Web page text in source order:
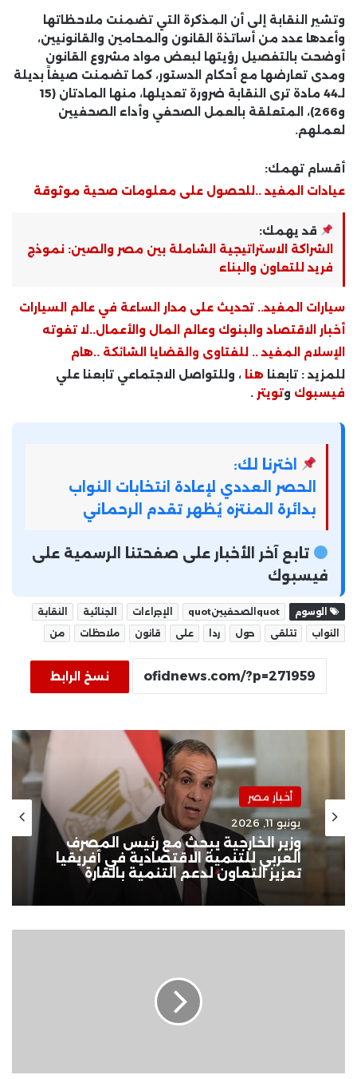
وتشير النقابة إلى أن المذكرة التي تضمنت ملاحظاتها
وأعدها عدد من أساتذة القانون والمحامين والقانونيين،
أوضحت بالتفصيل رؤيتها لبعض مواد مشروع القانون
ومدى تعارضها مع أحكام الدستور، كما تضمنت صيغاً بديلة
لـ44 مادة ترى النقابة ضرورة تعديلها، منها المادتان (15
و266)، المتعلقة بالعمل الصحفي وأداء الصحفيين
لعملهم.
أقسام تهمك:
عيادات المفيد ..للحصول على معلومات صحية موثوقة
قد يهمك:
الشراكة الاستراتيجية الشاملة بين مصر والصين: نموذج
فريد للتعاون والبناء
سيارات المفيد.. تحديث على مدار الساعة في عالم السيارات
أخبار الاقتصاد والبنوك وعالم المال والأعمال..لا تفوته
الإسلام المفيد .. للفتاوى والقضايا الشائكة ..هام
للمزيد : تابعنا هنا ، وللتواصل الاجتماعي تابعنا علي
فيسبوك وتويتر .
اخترنا لك:
الحصر العددي لإعادة انتخابات النواب
بدائرة المنتزه يُظهر تقدم الرحماني
تابع آخر الأخبار على صفحتنا الرسمية على
فيسبوك
الوسوم quotالصحفيينquot الإجراءات الجنائية
النقابة
النواب
تتلقى حول ردا على قانون ملاحظات من
نسخ الرابط
أخبار مصر
يونيو 11, 2026
وزير الخارجية يبحث مع رئيس المصرف
العربي للتنمية الاقتصادية في أفريقيا
تعزيز التعاون لدعم التنمية بالقارة
بالنوبة